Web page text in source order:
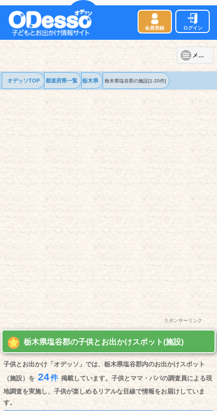
会員登録 ログイン
メニュー
オデッソTOP 都道府県一覧 栃木県 栃木県塩谷郡の施設[1-20件]
スポンサーリンク
栃木県塩谷郡の子供とお出かけスポット(施設)
子供とお出かけ「オデッソ」では、栃木県塩谷郡内のお出かけスポット
（施設）を 24件 掲載しています。子供とママ・パパの調査員による現
地調査を実施し、子供が楽しめるリアルな目線で情報をお届けしていま
す。